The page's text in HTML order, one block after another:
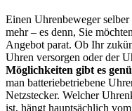
Einen Uhrenbeweger
mehr – es denn, Sie
Angebot parat. Ob Ihr
Uhren versorgen oder der
Möglichkeiten gibt es
man batteriebetriebene
Netzstecker. Welcher
ist, hängt hauptsächlich